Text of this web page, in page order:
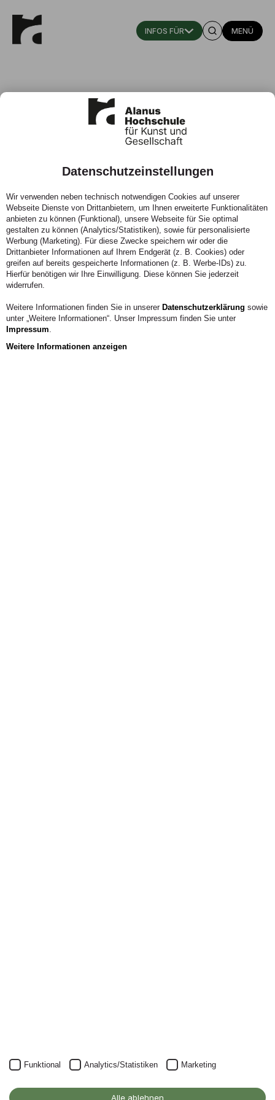
MENÜ
Pädagogik
Fachbereich Bildende Kunst, Kunst Pädagogik Therapie
Telefon:0178 6040469
KONTAKT
Alanus Hochschule
Datenschutzeinstellungen
Wir verwenden neben technisch notwendigen Cookies auf unserer
Webseite Dienste von Drittanbietern, um Ihnen erweiterte Funktionalitäten
anbieten zu können (Funktional), unsere Webseite für Sie optimal
gestalten zu können (Analytics/Statistiken), sowie für personalisierte
Werbung (Marketing). Für diese Zwecke speichern wir oder die
Drittanbieter Informationen auf Ihrem Endgerät (z. B. Cookies) oder
greifen auf bereits gespeicherte Informationen (z. B. Werbe-IDs) zu.
Hierfür benötigen wir Ihre Einwilligung. Diese können Sie jederzeit
widerrufen.
Weitere Informationen finden Sie in unserer Datenschutzerklärung sowie
unter „Weitere Informationen“. Unser Impressum finden Sie unter
Impressum.
Weitere Informationen anzeigen
Funktional Analytics/Statistiken Marketing
Alle ablehnen